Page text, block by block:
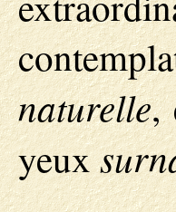
naturelle,
yeux